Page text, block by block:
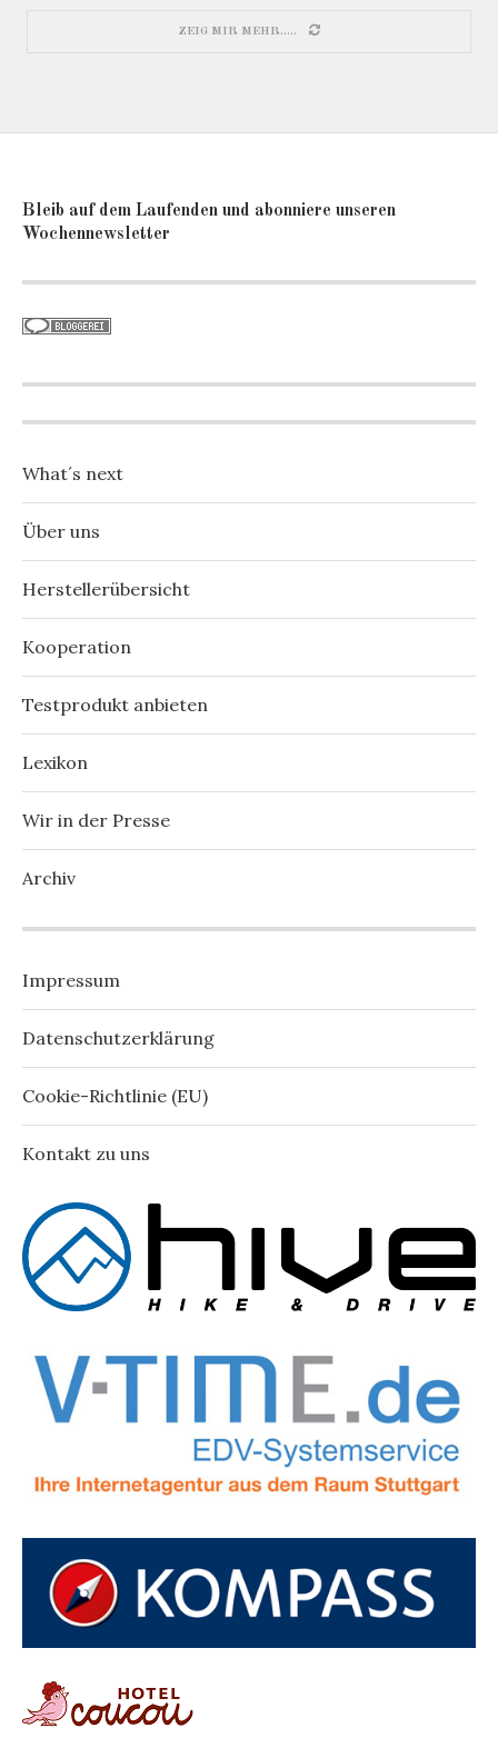
ZEIG MIR MEHR.....
Bleib auf dem Laufenden und abonniere unseren
Wochennewsletter
What´s next
Über uns
Herstellerübersicht
Kooperation
Testprodukt anbieten
Lexikon
Wir in der Presse
Archiv
Impressum
Datenschutzerklärung
Cookie-Richtlinie (EU)
Kontakt zu uns